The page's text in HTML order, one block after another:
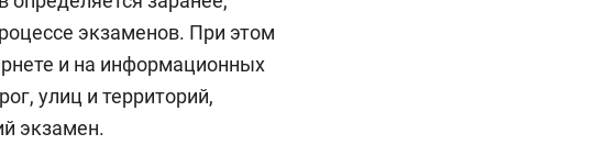
экзаменов. При этом
и на информационных
улиц и территорий,
экзамен.